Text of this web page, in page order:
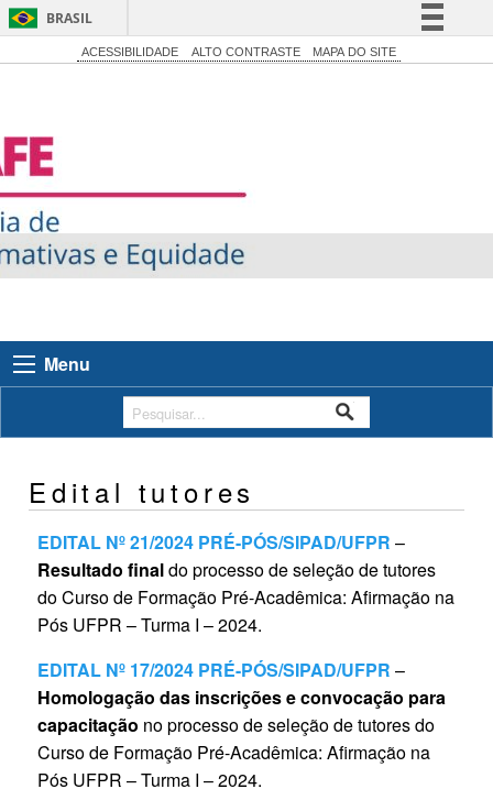
BRASIL
Simplifique!
ACESSIBILIDADE ALTO CONTRASTE MAPA DO SITE
Menu
Edital tutores
EDITAL Nº 21/2024 PRÉ-PÓS/SIPAD/UFPR –
Resultado finaldo processo de seleção de tutores
do Curso de Formação Pré-Acadêmica: Afirmação na
Pós UFPR – Turma I – 2024.
EDITAL Nº 17/2024 PRÉ-PÓS/SIPAD/UFPR –
Homologação das inscrições e convocação para
capacitação no processo de seleção de tutores do
Curso de Formação Pré-Acadêmica: Afirmação na
Pós UFPR – Turma I – 2024.